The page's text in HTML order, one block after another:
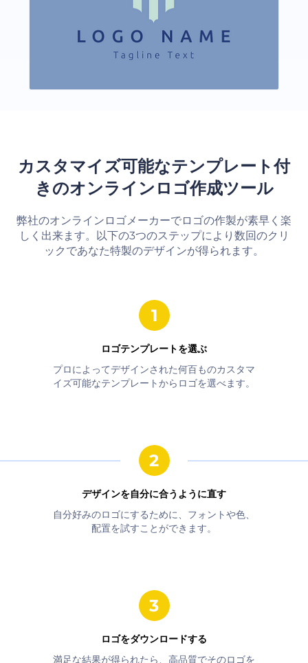
カスタマイズ可能なテンプレート付
きのオンラインロゴ作成ツール
弊社のオンラインロゴメーカーでロゴの作製が素早く楽
しく出来ます。以下の3つのステップにより数回のクリ
ックであなた特製のデザインが得られます。
ロゴテンプレートを選ぶ
プロによってデザインされた何百ものカスタマ
イズ可能なテンプレートからロゴを選べます。
デザインを自分に合うように直す
自分好みのロゴにするために、フォントや色、
配置を試すことができます。
ロゴをダウンロードする
満足な結果が得られたら、高品質でそのロゴを